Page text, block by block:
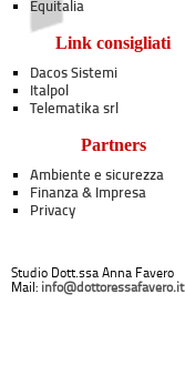
Equitalia
Link consigliati
Dacos Sistemi
Italpol
Telematika srl
Partners
Ambiente e sicurezza
Finanza & Impresa
Privacy
Studio Dott.ssa Anna Favero
Mail: info@dottoressafavero.it